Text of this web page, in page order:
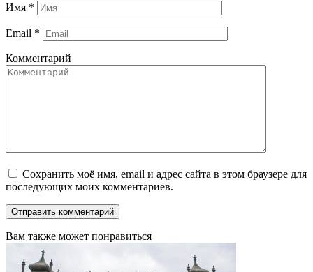
Имя *
Email *
Комментарий
Сохранить моё имя, email и адрес сайта в этом браузере для
последующих моих комментариев.
Вам также может понравиться